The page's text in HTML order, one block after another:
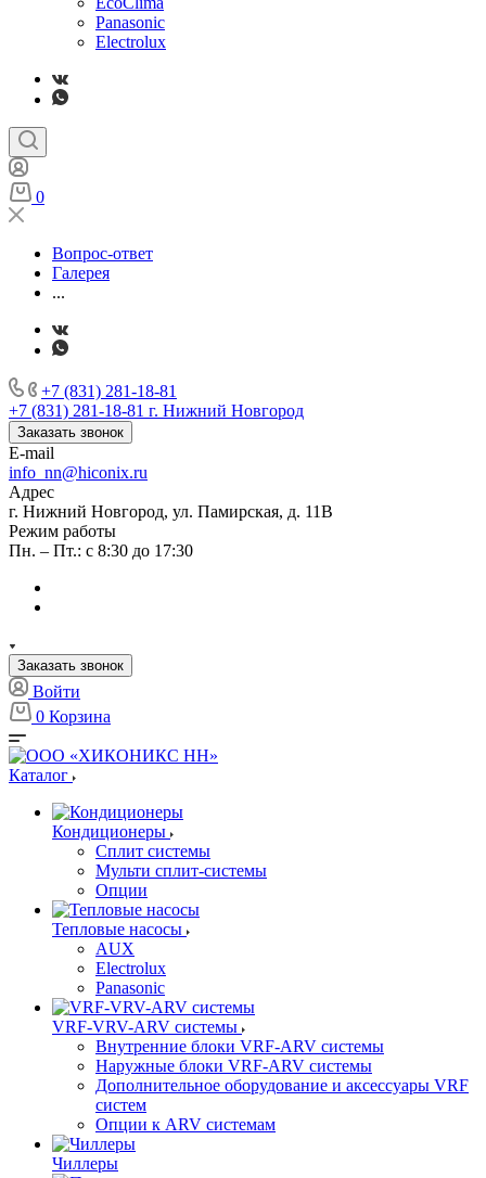
Panasonic
Electrolux
0
Вопрос-ответ
Галерея
...
+7 (831) 281-18-81
+7 (831) 281-18-81 г. Нижний Новгород
Заказать звонок
E-mail
info_nn@hiconix.ru
Адрес
г. Нижний Новгород, ул. Памирская, д. 11В
Режим работы
Пн. – Пт.: с 8:30 до 17:30
Заказать звонок
Войти
0 Корзина
Каталог
Кондиционеры
Сплит системы
Мульти сплит-системы
Опции
Тепловые насосы
AUX
Electrolux
Panasonic
VRF-VRV-ARV системы
Внутренние блоки VRF-ARV системы
Наружные блоки VRF-ARV системы
Дополнительное оборудование и аксессуары VRF
систем
Опции к ARV системам
Чиллеры